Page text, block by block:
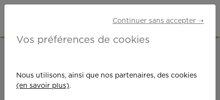
Continuer sans accepter ➝
Vos préférences de cookies
Nous utilisons, ainsi que nos partenaires, des cookies
(en savoir plus).